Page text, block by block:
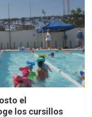
el
los cursillos